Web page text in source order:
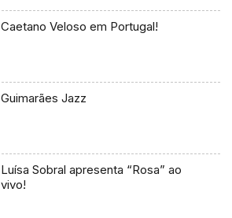
Caetano Veloso em Portugal!
Guimarães Jazz
Luísa Sobral apresenta “Rosa” ao
vivo!